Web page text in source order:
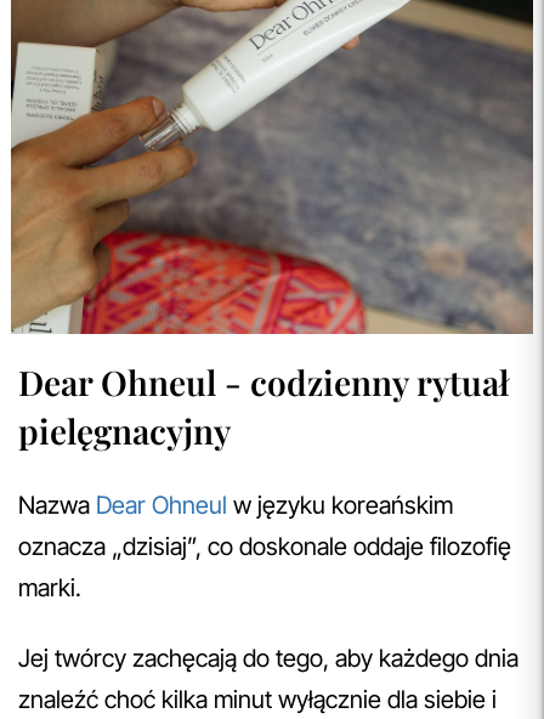
Dear Ohneul - codzienny rytuał
pielęgnacyjny
Nazwa Dear Ohneul w języku koreańskim
oznacza „dzisiaj”, co doskonale oddaje filozofię
marki.
Jej twórcy zachęcają do tego, aby każdego dnia
znaleźć choć kilka minut wyłącznie dla siebie i